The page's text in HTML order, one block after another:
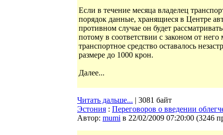
Если в течение месяца владелец
порядок данные, хранящиеся в Центре
противном случае он будет
потому в соответствии с законом от
транспортное средство оставалось
размере до 1000 крон.
Далее...
Читать дальше... | 3081 байт
Эстония : Переговоров о введении
Автор: mumi в 22/02/2009 07:20:00 (3246